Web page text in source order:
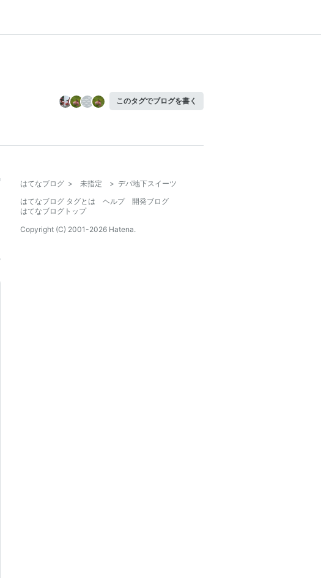
このタグでブログを書く
はてなブログ > 未指定 > デパ地下スイーツ
はてなブログ タグとは
ヘルプ
開発ブログ
はてなブログトップ
Copyright (C) 2001-2026 Hatena.